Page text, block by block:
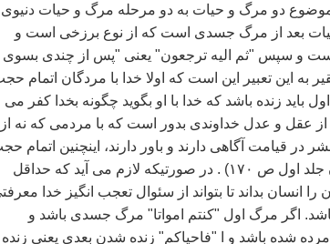
دو مرگ و حيات به دو مرحله مرگ و حيات دنيوی
بعد از مرگ جسدی است که از نوع برزخی است و
و سپس ‌"ثم اليه ترجعون‌" يعنی ‌"پس از چندی بسوی
به اين تعبير اين است که اولا خدا با مردگان اتمام
بايد زنده باشد که خدا با او بگويد چگونه بخدا کفر می
از عقل و عدل خداوندی بدور است که با مردمی که نه از
در قيامت آگاهی دارند و باور دارند، اينچنين اتمام
کند. (رجوع کنيد به تفسير الميزان جلد اول ص ۱۷۰) . در صورتيکه لازم می آيد که حداقل
انسان بداند تا بتواند از سئوال تعجب انگيز خدا
باشد. اگر مرگ اول ‌"کنتم امواتا‌" مرگ جسدی باشد و
شده باشد و ا "فاحياکم" زنده شدن بعدی يعنی زنده